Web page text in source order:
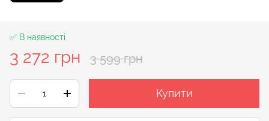
✅ В наявності
3 272 грн 3 599 грн
Купити